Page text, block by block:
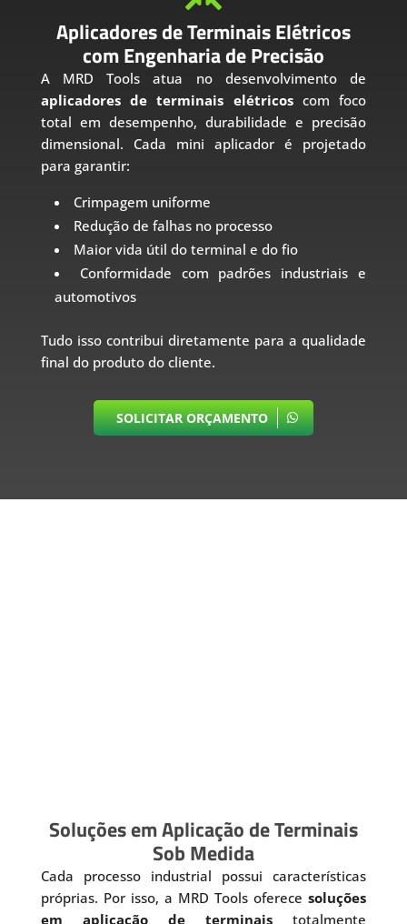
Aplicadores de Terminais Elétricos
com Engenharia de Precisão
A MRD Tools atua no desenvolvimento de
aplicadores de terminais elétricoscom foco
total em desempenho, durabilidade e precisão
dimensional. Cada mini aplicador é projetado
para garantir:
Crimpagem uniforme
Redução de falhas no processo
Maior vida útil do terminal e do fio
Conformidade com padrões industriais e
automotivos
Tudo isso contribui diretamente para a qualidade
final do produto do cliente.
SOLICITAR ORÇAMENTO
Soluções em Aplicação de Terminais
Sob Medida
Cada processo industrial possui características
próprias. Por isso, a MRD Tools oferecesoluções
em aplicação de terminais totalmente